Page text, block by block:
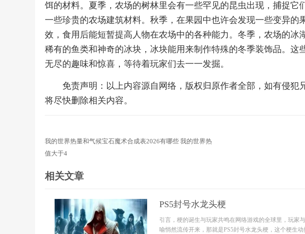
饵的材料。夏季，农场的树林里会有一些罕见的昆虫出现，捕捉它
一些珍贵的农场建筑材料。秋季，在果园中也许会发现一些变异的
效，食用后能短暂提高人物在农场中的各种能力。冬季，农场的冰
稀有的鱼类和神奇的冰块，冰块能用来制作特殊的冬季装饰品。这
无尽的趣味和惊喜，等待着玩家们去一一发掘。
免责声明：以上内容源自网络，版权归原作者全部，如有侵犯
将尽快删除相关内容。
我的世界热量和气候宝石魔术合成表2026有哪些 我的世界热
值大于4
相关文章
PS5封号水龙头梗
引言，梗的诞生与玩家共鸣在网络游戏的全球里，玩家
喻悄然流传开来，那就是PS5封号水龙头梗，这个梗生